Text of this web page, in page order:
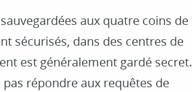
aux quatre coins de
sécurisés, dans des centres de
est généralement gardé secret.
répondre aux requêtes de